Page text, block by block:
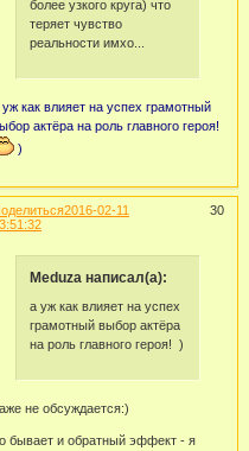
более узкого круга) что
теряет чувство
реальности имхо...
уж как влияет на успех грамотный
актёра на роль главного героя!
)
30
2016-02-11
Meduza написал(а):
а уж как влияет на успех
грамотный выбор актёра
на роль главного героя! )
не обсуждается:)
бывает и обратный эффект - я